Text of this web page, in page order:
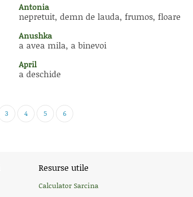
Antonia
nepretuit, demn de lauda, frumos, floare
Anushka
a avea mila, a binevoi
April
a deschide
3 4 5 6
Resurse utile
Calculator Sarcina